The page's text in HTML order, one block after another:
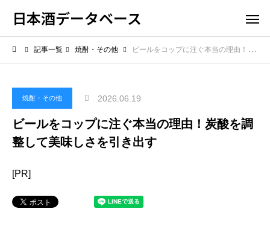
日本酒データベース
記事一覧 焼酎・その他 ビールをコップに注ぐ本当の理由！炭酸を調整して美味しさを引き出す
焼酎・その他 2026.06.19
ビールをコップに注ぐ本当の理由！炭酸を調
整して美味しさを引き出す
[PR]